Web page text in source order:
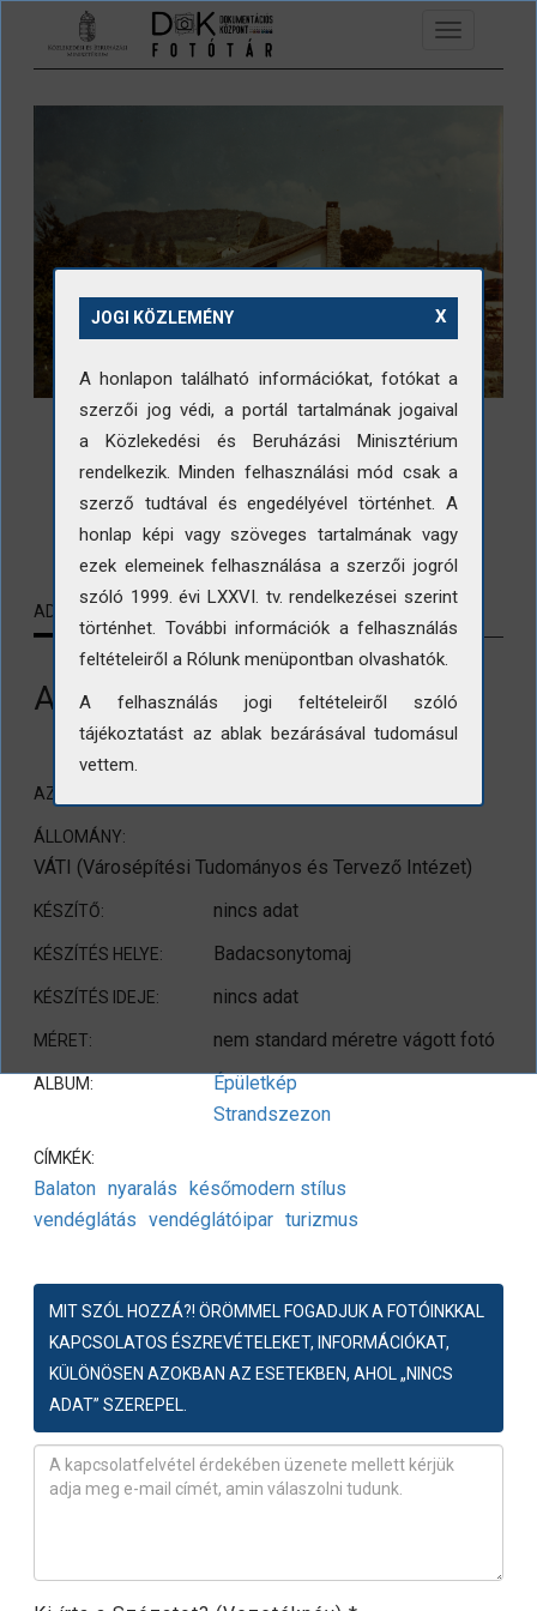
Ugrás a tartalomra
Toggle
navigation
LETÖLTÉS
ADATLAP
A badacsonyi Poharazó
AZONOSÍTÓ:
ÁLLOMÁNY:
VÁTI (Városépítési Tudományos és Tervező Intézet)
KÉSZÍTŐ: nincs adat
KÉSZÍTÉS HELYE: Badacsonytomaj
KÉSZÍTÉS IDEJE: nincs adat
MÉRET: nem standard méretre vágott fotó
ALBUM:
Épületkép
Strandszezon
CÍMKÉK:
Balaton nyaralás későmodern stílus
vendéglátás vendéglátóipar turizmus
MIT SZÓL HOZZÁ?! ÖRÖMMEL FOGADJUK A FOTÓINKKAL
KAPCSOLATOS ÉSZREVÉTELEKET, INFORMÁCIÓKAT,
KÜLÖNÖSEN AZOKBAN AZ ESETEKBEN, AHOL „NINCS
ADAT” SZEREPEL.
X
JOGI KÖZLEMÉNY
A honlapon található információkat, fotókat a
szerzői jog védi, a portál tartalmának jogaival
a Közlekedési és Beruházási Minisztérium
rendelkezik. Minden felhasználási mód csak a
szerző tudtával és engedélyével történhet. A
honlap képi vagy szöveges tartalmának vagy
ezek elemeinek felhasználása a szerzői jogról
szóló 1999. évi LXXVI. tv. rendelkezései szerint
történhet. További információk a felhasználás
feltételeiről a Rólunk menüpontban olvashatók.
A felhasználás jogi feltételeiről szóló
tájékoztatást az ablak bezárásával tudomásul
vettem.